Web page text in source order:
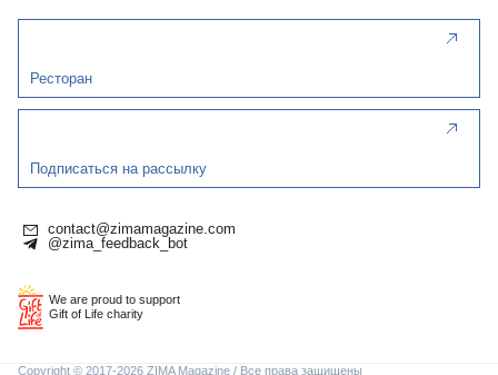
Ресторан
Подписаться на рассылку
contact@zimamagazine.com
@zima_feedback_bot
We are proud to support
Gift of Life charity
Copyright © 2017-2026 ZIMA Magazine / Все права защищены